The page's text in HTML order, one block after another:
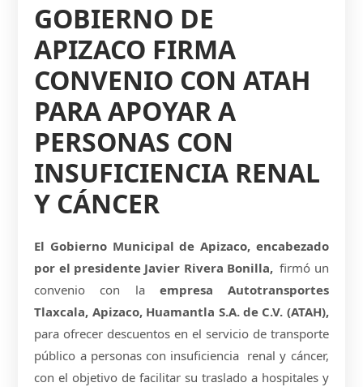
GOBIERNO DE
APIZACO FIRMA
CONVENIO CON ATAH
PARA APOYAR A
PERSONAS CON
INSUFICIENCIA RENAL
Y CÁNCER
El Gobierno Municipal de Apizaco, encabezado
por el presidente Javier Rivera Bonilla,firmó un
convenio con la empresa Autotransportes
Tlaxcala, Apizaco, Huamantla S.A. de C.V. (ATAH),
para ofrecer descuentos en el servicio de transporte
público a personas con insuficiencia renal y cáncer,
con el objetivo de facilitar su traslado a hospitales y